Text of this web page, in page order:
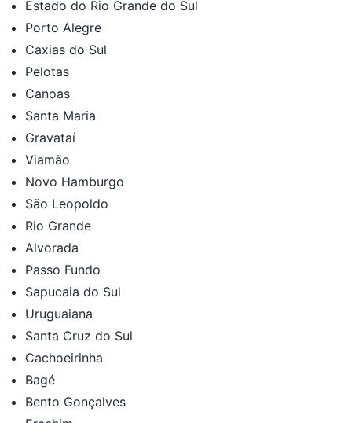
Estado do Rio Grande do Sul
Porto Alegre
Caxias do Sul
Pelotas
Canoas
Santa Maria
Gravataí
Viamão
Novo Hamburgo
São Leopoldo
Rio Grande
Alvorada
Passo Fundo
Sapucaia do Sul
Uruguaiana
Santa Cruz do Sul
Cachoeirinha
Bagé
Bento Gonçalves